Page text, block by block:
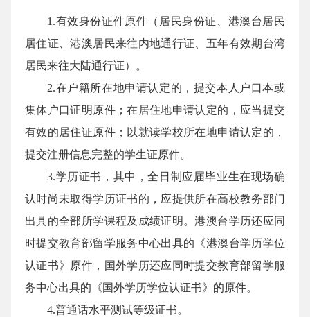
1.有效身份证件原件（居民身份证、港澳台居民
居住证、港澳居民来往内地通行证、五年有效期台湾
居民来往大陆通行证）。
2.在户籍所在地申请认定的，提交本人户口本或
集体户口证明原件；在居住地申请认定的，应当提交
有效的居住证原件；以就读学校所在地申请认定的，
提交注册信息完整的学生证原件。
3.学历证书，其中，全日制应届毕业生在现场确
认时尚未取得学历证书的，应提供所在高校教务部门
出具的全部所学课程及成绩证明。港澳台学历还应同
时提交教育部留学服务中心出具的《港澳台学历学位
认证书》原件，国外学历还应同时提交教育部留学服
务中心出具的《国外学历学位认证书》的原件。
4.普通话水平测试等级证书。